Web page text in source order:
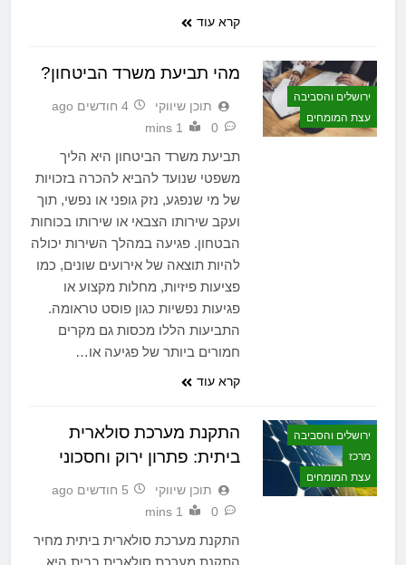
קרא עוד
ירושלים והסביבה
עצת המומחים
מהי תביעת משרד הביטחון?
תוכן שיווקי
4 חודשים ago
0
1 mins
תביעת משרד הביטחון היא הליך
משפטי שנועד להביא להכרה בזכויות
של מי שנפגע, נזק גופני או נפשי, תוך
ועקב שירותו הצבאי או שירותו בכוחות
הבטחון. פגיעה במהלך השירות יכולה
להיות תוצאה של אירועים שונים, כמו
פציעות פיזיות, מחלות מקצוע או
פגיעות נפשיות כגון פוסט טראומה.
התביעות הללו מכסות גם מקרים
חמורים ביותר של פגיעה או…
קרא עוד
ירושלים והסביבה
מרכז
עצת המומחים
התקנת מערכת סולארית
ביתית: פתרון ירוק וחסכוני
תוכן שיווקי
5 חודשים ago
0
1 mins
התקנת מערכת סולארית ביתית מחיר
התקנת מערכת סולארית בבית היא